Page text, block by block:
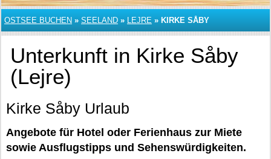
OSTSEE BUCHEN » SEELAND » LEJRE » KIRKE SÅBY
Unterkunft in Kirke Såby
(Lejre)
Kirke Såby Urlaub
Angebote für Hotel oder Ferienhaus zur Miete
sowie Ausflugstipps und Sehenswürdigkeiten.